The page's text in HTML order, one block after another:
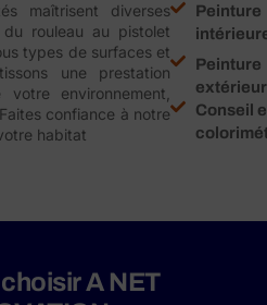
maîtrisent diverses
rouleau au pistolet
types de surfaces et
une prestation
environnement,
confiance à notre
habitat
Peinture
Peinture
Conseil
A NET